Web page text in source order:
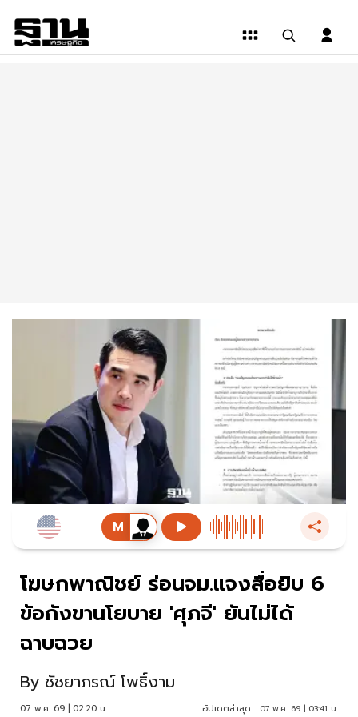
โฆษกพาณิชย์ ร่อนจม.แจงสื่อยิบ 6
ข้อกังขานโยบาย 'ศุภจี' ยันไม่ได้
ฉาบฉวย
By ชัชยาภรณ์ โพธิ์งาม
07 พ.ค. 69 | 02:20 น. อัปเดตล่าสุด : 07 พ.ค. 69 | 03:41 น.